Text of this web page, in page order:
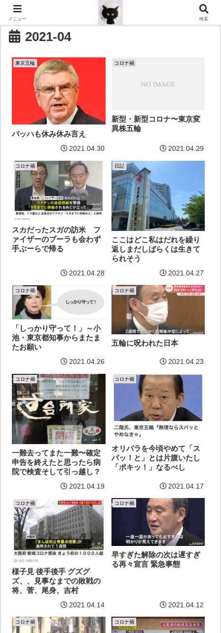
2021-04
東京五輪
バッハも休み休み言え
2021.04.30
コロナ禍
新型・新型コロナ〜東京変
異株五輪
2021.04.29
コロナ禍
スカだったスガの訪米 フ
ァイザーのブーラも会わず
手ぶーらで帰る
2021.04.28
日記
ここはどこ私はだれを繰り
返しまだしばらくは生きて
られそう
2021.04.27
コロナ禍
「しっかり守って！」～小
池・東京都知事からまたま
たお願い
2021.04.26
コロナ禍
五輪に呪われた日本
2021.04.23
コロナ禍
一難去ってまた一難〜確定
申告を終えたと思ったら病
院で検査そして引っ越し？
2021.04.19
コロナ禍
オリパラを今頃やめて「ス
パッ！と」とは片腹いたし
「ポキッ！」なるべし
2021.04.17
コロナ禍
様子見 後手後手 グズグ
ズ、、見事なまでの敗戦の
将、菅、尾身、吉村
2021.04.14
コロナ禍
早すぎた解除の次は遅すぎ
る再々宣言 緊急事態
2021.04.12
コロナ禍 コロナ禍
メニュー 検索